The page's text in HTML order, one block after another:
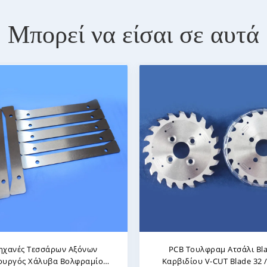
Μπορεί να είσαι σε αυτά
Ρακέτα Καρβιδιοκόπτης
Από Χάλυβα Βολφραμίου
Υψηλή Αντοχή Στην
Σιμεντοποιημένα V-